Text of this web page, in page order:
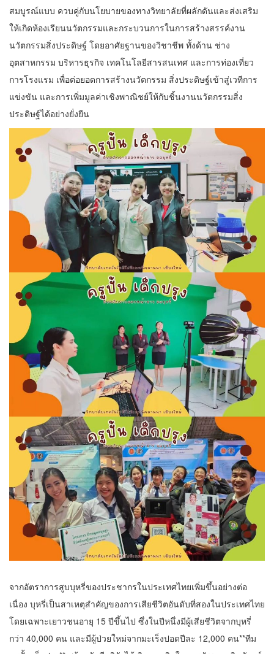
สมบูรณ์แบบ ควบคู่กับนโยบายของทางวิทยาลัยที่ผลักดันและส่งเสริม
ให้เกิดห้องเรียนนวัตกรรมและกระบวนการในการสร้างสรรค์งาน
นวัตกรรมสิ่งประดิษฐ์ โดยอาศัยฐานของวิชาชีพ ทั้งด้าน ช่าง
อุตสาหกรรม บริหารธุรกิจ เทคโนโลยีสารสนเทศ และการท่องเที่ยว
การโรงแรม เพื่อต่อยอดการสร้างนวัตกรรม สิ่งประดิษฐ์เข้าสู่เวทีการ
แข่งขัน และการเพิ่มมูลค่าเชิงพาณิชย์ให้กับชิ้นงานนวัตกรรมสิ่ง
ประดิษฐ์ได้อย่างยั่งยืน
จากอัตราการสูบบุหรี่ของประชากรในประเทศไทยเพิ่มขึ้นอย่างต่อ
เนื่อง บุหรี่เป็นสาเหตุสำคัญของการเสียชีวิตอันดับที่สองในประเทศไทย
โดยเฉพาะเยาวชนอายุ 15 ปีขึ้นไป ซึ่งในปีหนึ่งมีผู้เสียชีวิตจากบุหรี่
กว่า 40,000 คน และมีผู้ป่วยใหม่จากมะเร็งปอดปีละ 12,000 คน**ทีม